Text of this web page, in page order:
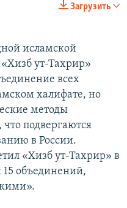
Загрузить
исламской
ут-Тахрир»
всех
халифате, но
методы
что подвергаются
в России.
«Хизб ут-Тахрир» в
15 объединений,